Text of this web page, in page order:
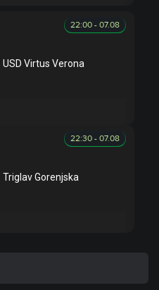
22:00 - 07.08
USD Virtus Verona
22:30 - 07.08
Triglav Gorenjska